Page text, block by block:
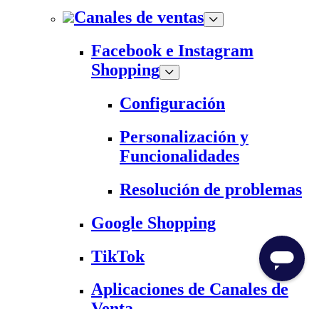
Canales de ventas
Facebook e Instagram
Shopping
Configuración
Personalización y
Funcionalidades
Resolución de problemas
Google Shopping
TikTok
Aplicaciones de Canales de